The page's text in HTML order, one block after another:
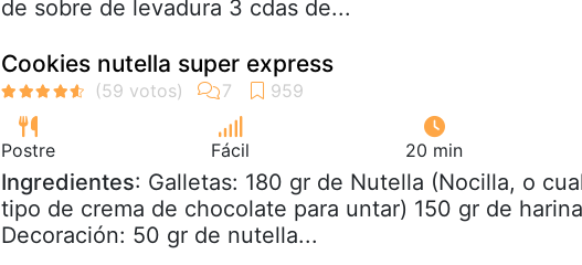
de sobre de levadura 3 cdas de...
Cookies nutella super express
Postre Fácil 20 min
Ingredientes: Galletas: 180 gr de Nutella (Nocilla, o
tipo de crema de chocolate para untar) 150 gr de
Decoración: 50 gr de nutella...